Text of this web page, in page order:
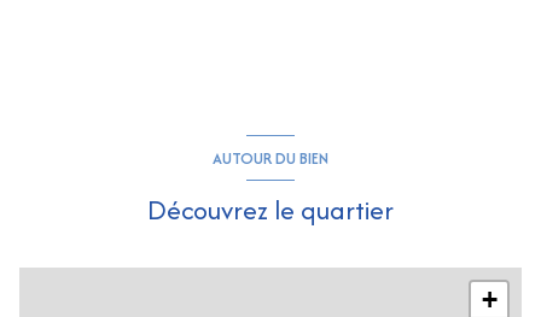
AUTOUR DU BIEN
Découvrez le quartier
+